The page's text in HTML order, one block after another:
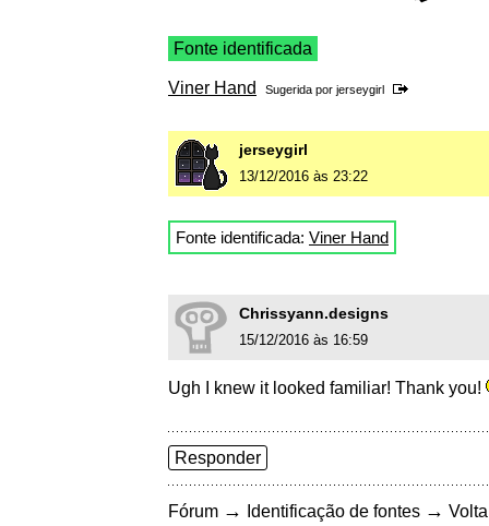
Fonte identificada
Viner Hand Sugerida por jerseygirl
jerseygirl
13/12/2016 às 23:22
Fonte identificada: Viner Hand
Chrissyann.designs
15/12/2016 às 16:59
Ugh I knew it looked familiar! Thank you!
Responder
Fórum → Identificação de fontes →